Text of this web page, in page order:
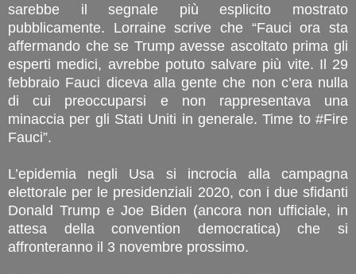
sarebbe il segnale più esplicito mostrato
pubblicamente. Lorraine scrive che “Fauci ora sta
affermando che se Trump avesse ascoltato prima gli
esperti medici, avrebbe potuto salvare più vite. Il 29
febbraio Fauci diceva alla gente che non c’era nulla
di cui preoccuparsi e non rappresentava una
minaccia per gli Stati Uniti in generale. Time to #Fire
Fauci”.
L’epidemia negli Usa si incrocia alla campagna
elettorale per le presidenziali 2020, con i due sfidanti
Donald Trump e Joe Biden (ancora non ufficiale, in
attesa della convention democratica) che si
affronteranno il 3 novembre prossimo.